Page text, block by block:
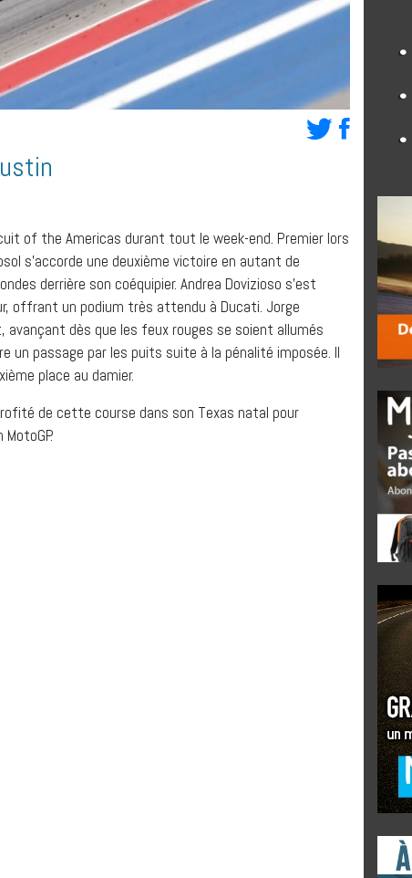
of the Americas durant tout le week-end. Premier lors
s’accorde une deuxième victoire en autant de
derrière son coéquipier. Andrea Dovizioso s’est
offrant un podium très attendu à Ducati. Jorge
dès que les feux rouges se soient allumés
un passage par les puits suite à la pénalité imposée. Il
place au damier.
profité de cette course dans son Texas natal pour